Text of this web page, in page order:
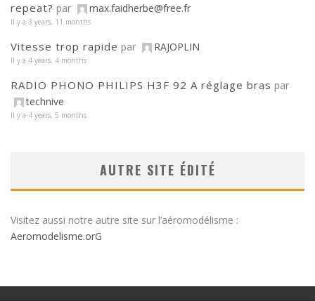
repeat? par max.faidherbe@free.fr
Il y a 3 years, 11 months
Vitesse trop rapide par RAJOPLIN
Il y a 4 years, 4 months
RADIO PHONO PHILIPS H3F 92 A réglage bras par
technive
Il y a 4 years, 5 months
AUTRE SITE ÉDITÉ
Visitez aussi notre autre site sur l’aéromodélisme :
Aeromodelisme.orG